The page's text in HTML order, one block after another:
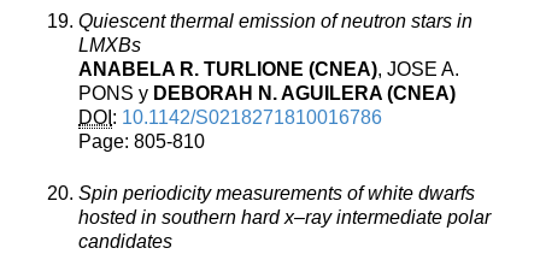
Quiescent thermal emission of neutron stars in
LMXBs
ANABELA R. TURLIONE (CNEA), JOSE A.
PONS y DEBORAH N. AGUILERA (CNEA)
DOI : 10.1142/S0218271810016786
Page: 805-810
Spin periodicity measurements of white dwarfs
hosted in southern hard x–ray intermediate polar
candidates